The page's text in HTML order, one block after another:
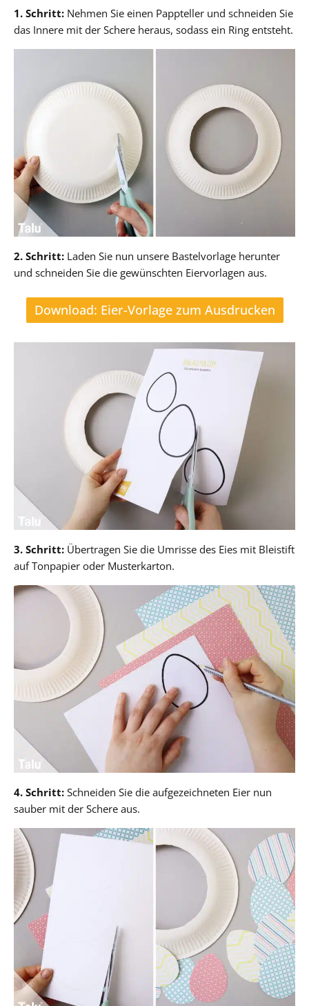
1. Schritt: Nehmen Sie einen Pappteller und schneiden Sie
das Innere mit der Schere heraus, sodass ein Ring entsteht.
2. Schritt: Laden Sie nun unsere Bastelvorlage herunter
und schneiden Sie die gewünschten Eiervorlagen aus.
Download: Eier-Vorlage zum Ausdrucken
3. Schritt: Übertragen Sie die Umrisse des Eies mit Bleistift
auf Tonpapier oder Musterkarton.
4. Schritt: Schneiden Sie die aufgezeichneten Eier nun
sauber mit der Schere aus.